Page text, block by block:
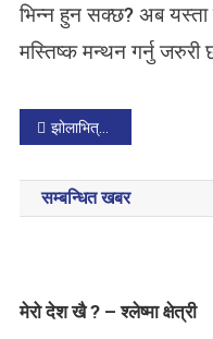
भिन्न हुन सक्छ? अब यस्ता
मस्तिष्क मन्थन गर्नु जरुरी
P
o
s
n
झोलाभित्र के होला ! – माधव सयपत्री (अडियाे किताब)
सम्बन्धित खबर
मेरो देश खै ? – श्लेष्मा क्षेत्री